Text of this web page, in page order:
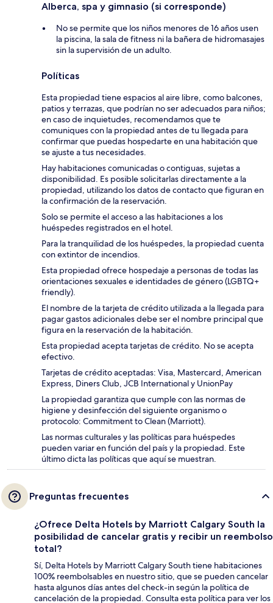
Alberca, spa y gimnasio (si corresponde)
No se permite que los niños menores de 16 años usen
la piscina, la sala de fitness ni la bañera de hidromasajes
sin la supervisión de un adulto.
Políticas
Esta propiedad tiene espacios al aire libre, como balcones,
patios y terrazas, que podrían no ser adecuados para niños;
en caso de inquietudes, recomendamos que te
comuniques con la propiedad antes de tu llegada para
confirmar que puedas hospedarte en una habitación que
se ajuste a tus necesidades.
Hay habitaciones comunicadas o contiguas, sujetas a
disponibilidad. Es posible solicitarlas directamente a la
propiedad, utilizando los datos de contacto que figuran en
la confirmación de la reservación.
Solo se permite el acceso a las habitaciones a los
huéspedes registrados en el hotel.
Para la tranquilidad de los huéspedes, la propiedad cuenta
con extintor de incendios.
Esta propiedad ofrece hospedaje a personas de todas las
orientaciones sexuales e identidades de género (LGBTQ+
friendly).
El nombre de la tarjeta de crédito utilizada a la llegada para
pagar gastos adicionales debe ser el nombre principal que
figura en la reservación de la habitación.
Esta propiedad acepta tarjetas de crédito. No se acepta
efectivo.
Tarjetas de crédito aceptadas: Visa, Mastercard, American
Express, Diners Club, JCB International y UnionPay
La propiedad garantiza que cumple con las normas de
higiene y desinfección del siguiente organismo o
protocolo: Commitment to Clean (Marriott).
Las normas culturales y las políticas para huéspedes
pueden variar en función del país y la propiedad. Este
último dicta las políticas que aquí se muestran.
Preguntas frecuentes
¿Ofrece Delta Hotels by Marriott Calgary South la
posibilidad de cancelar gratis y recibir un reembolso
total?
Sí, Delta Hotels by Marriott Calgary South tiene habitaciones
100% reembolsables en nuestro sitio, que se pueden cancelar
hasta algunos días antes del check-in según la política de
cancelación de la propiedad. Consulta esta política para ver los